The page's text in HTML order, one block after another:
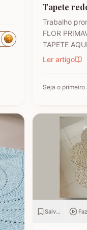
Tapete
Trabalho
FLOR
TAPETE
Barbante
Nº 9384
4/6 na cor
Tamanho:…
Ler artigo
Salvar